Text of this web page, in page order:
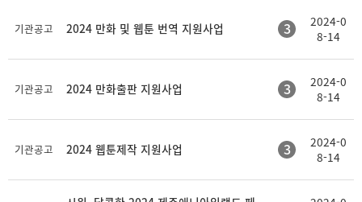
기관공고 2024 만화 및 웹툰 번역 지원사업 3
2024-0
8-14
기관공고 2024 만화출판 지원사업 3
2024-0
8-14
기관공고 2024 웹툰제작 지원사업 3
2024-0
8-14